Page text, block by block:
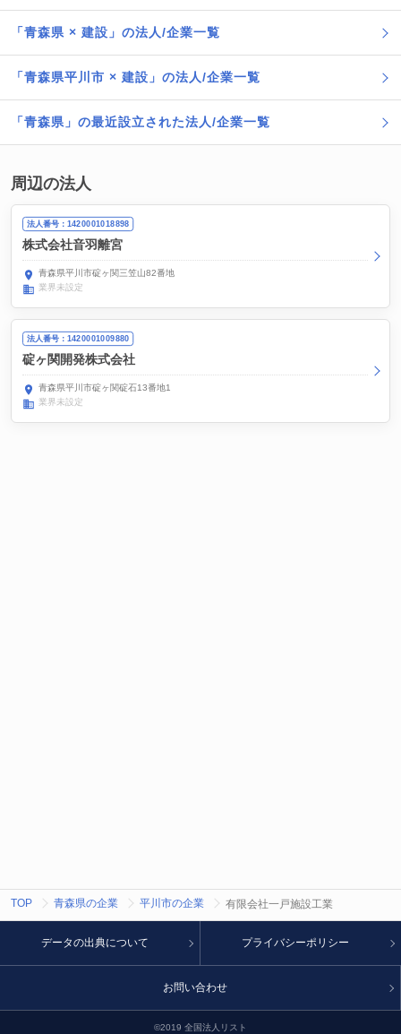
「青森県 × 建設」の法人/企業一覧
「青森県平川市 × 建設」の法人/企業一覧
「青森県」の最近設立された法人/企業一覧
周辺の法人
法人番号：1420001018898
株式会社音羽離宮
青森県平川市碇ヶ関三笠山82番地
業界未設定
法人番号：1420001009880
碇ヶ関開発株式会社
青森県平川市碇ヶ関碇石13番地1
業界未設定
TOP 青森県の企業 平川市の企業 有限会社一戸施設工業
©2019 全国法人リスト
データの出典について プライバシーポリシー
お問い合わせ